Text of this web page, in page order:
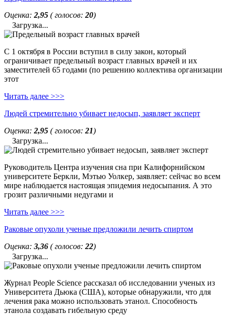
Оценка: 2,95 ( голосов: 20)
Загрузка...
С 1 октября в России вступил в силу закон, который
ограничивает предельный возраст главных врачей и их
заместителей 65 годами (по решению коллектива организации
этот
Читать далее >>>
Людей стремительно убивает недосып, заявляет эксперт
Оценка: 2,95 ( голосов: 21)
Загрузка...
Руководитель Центра изучения сна при Калифорнийском
университете Беркли, Мэтью Уолкер, заявляет: сейчас во всем
мире наблюдается настоящая эпидемия недосыпания. А это
грозит различными недугами и
Читать далее >>>
Раковые опухоли ученые предложили лечить спиртом
Оценка: 3,36 ( голосов: 22)
Загрузка...
Журнал People Science рассказал об исследовании ученых из
Университета Дьюка (США), которые обнаружили, что для
лечения рака можно использовать этанол. Способность
этанола создавать гибельную среду